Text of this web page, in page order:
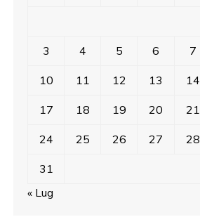
3 4 5 6 7
10 11 12 13 14
17 18 19 20 21
24 25 26 27 28
31
« Lug